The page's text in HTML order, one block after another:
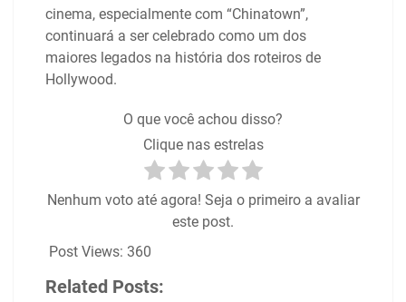
cinema, especialmente com “Chinatown”,
continuará a ser celebrado como um dos
maiores legados na história dos roteiros de
Hollywood.
O que você achou disso?
Clique nas estrelas
Nenhum voto até agora! Seja o primeiro a avaliar
este post.
Post Views: 360
Related Posts: